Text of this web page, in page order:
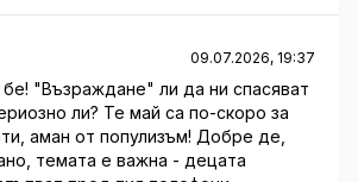
09.07.2026, 19:37
"Възраждане" ли да ни спасяват
ли? Те май са по-скоро за
аман от популизъм! Добре де,
темата е важна - децата